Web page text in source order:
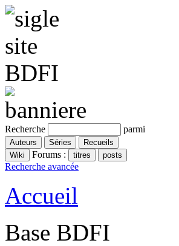
Recherche parmi
Forums :
Recherche avancée
Accueil
Base BDFI